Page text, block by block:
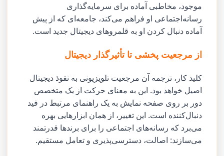
موجود، مخاطبی آماده برای سرمایه‌گذاری
رسانه‌اجتماعی او فراهم می‌کند، جامعه‌ای که از پیش
آماده دنبال کردن او به قلمروهای دیجیتال جدید است.
از مرجعیت پخشی تا تأثیرگذار دیجیتال
کلید کار، ترجمه آن مرجعیت تلویزیونی به نفوذ دیجیتال
اصیل خواهد بود. این به معنای حرکت از یک متخصص
دور بر روی صفحه نمایش به یک راهنمای مرتبط در فید
دنبال‌کننده است. این تغییر، از همان ابزارهایی بهره
می‌برد که رسانه‌های اجتماعی را برای برندها قدرتمند
می‌سازند: اصالت، دسترسی‌پذیری و تعامل مستقیم.